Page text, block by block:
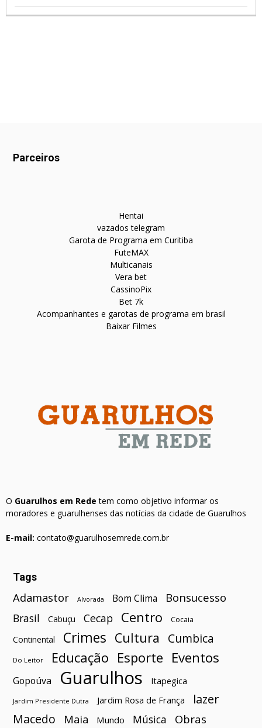
Parceiros
Hentai
vazados telegram
Garota de Programa em Curitiba
FuteMAX
Multicanais
Vera bet
CassinoPix
Bet 7k
Acompanhantes e garotas de programa em brasil
Baixar Filmes
O Guarulhos em Rede tem como objetivo informar os
moradores e guarulhenses das notícias da cidade de Guarulhos
E-mail: contato@guarulhosemrede.com.br
Tags
Adamastor Alvorada Bom Clima Bonsucesso
Brasil Cabuçu Cecap Centro Cocaia
Continental Crimes Cultura Cumbica
Do Leitor Educação Esporte Eventos
Gopoúva Guarulhos Itapegica
Jardim Presidente Dutra Jardim Rosa de França
lazer
Macedo
Maia Mundo Música Obras